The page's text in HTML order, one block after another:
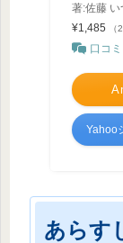
著:佐藤 い
¥1,485
口コ
Yahoo
あらす